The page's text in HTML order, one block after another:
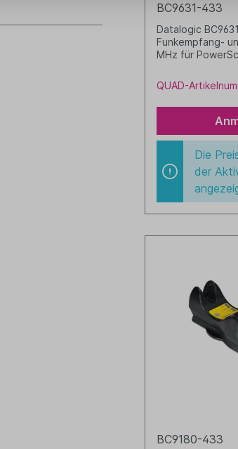
BC9631-433
Datalogic
Funkempfang-
MHz für
zusätzlichen
Netzteil (8-
QUAD-
Die
der
BC9180-433